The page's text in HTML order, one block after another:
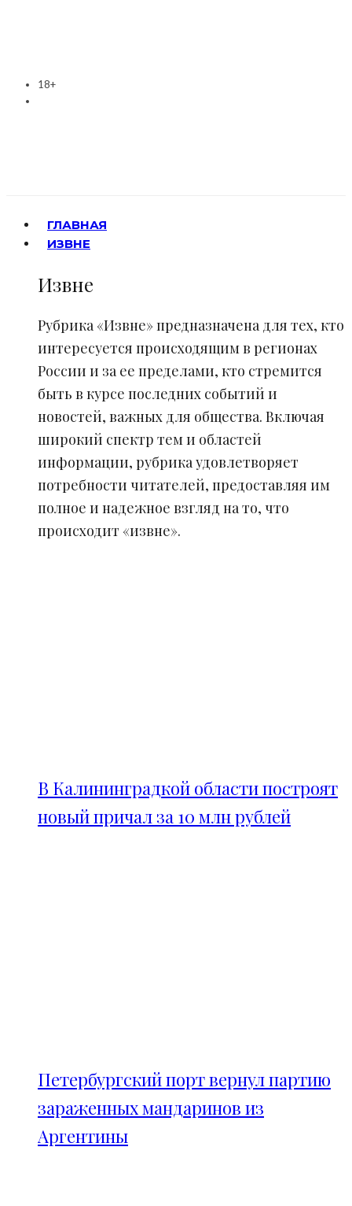
18+
ГЛАВНАЯ
ИЗВНЕ
Извне
Рубрика «Извне» предназначена для тех, кто
интересуется происходящим в регионах
России и за ее пределами, кто стремится
быть в курсе последних событий и
новостей, важных для общества. Включая
широкий спектр тем и областей
информации, рубрика удовлетворяет
потребности читателей, предоставляя им
полное и надежное взгляд на то, что
происходит «извне».
В Калининградкой области построят
новый причал за 10 млн рублей
Петербургский порт вернул партию
зараженных мандаринов из
Аргентины